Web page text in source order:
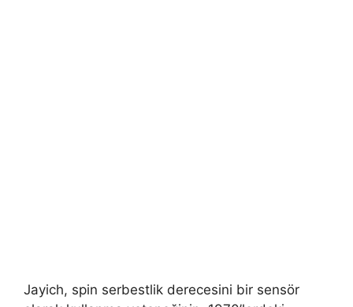
Jayich, spin serbestlik derecesini bir sensör